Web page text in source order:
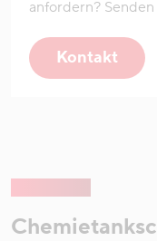
anfordern?
Kontakt